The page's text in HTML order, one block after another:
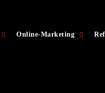
toggle
child
Online-Marketing toggle
child